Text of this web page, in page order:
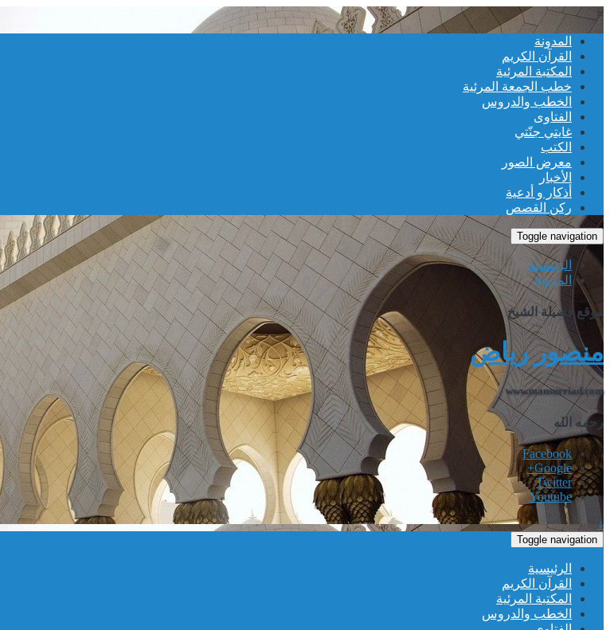
≡
المدونة
القرآن الكريم
المكتبة المرئية
خطب الجمعة المرئية
الخطب والدروس
الفتاوى
غايتي جنّتي
الكتب
معرض الصور
الأخبار
أذكار و أدعية
ركن القصص
Toggle navigation
الرئيسية
المدونة
موقع فضيلة الشيخ
منصور رياض
www.mansurriad.com
رحمه الله
Facebook
Google+
Twitter
Youtube
↓
Toggle navigation
الرئيسية
القرآن الكريم
المكتبة المرئية
الخطب والدروس